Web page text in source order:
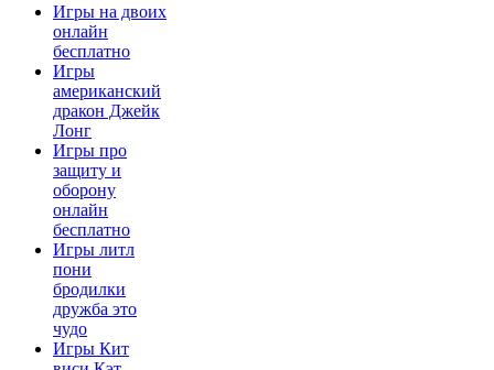
Игры на двоих
онлайн
бесплатно
Игры
американский
дракон Джейк
Лонг
Игры про
защиту и
оборону
онлайн
бесплатно
Игры литл
пони
бродилки
дружба это
чудо
Игры Кит